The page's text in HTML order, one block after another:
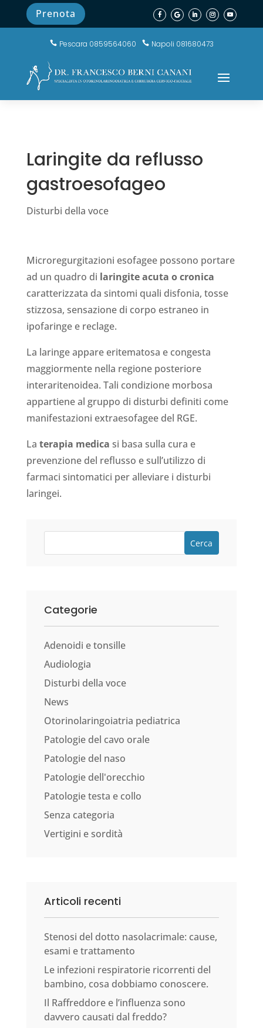
Prenota
 Pescara 0859564060  Napoli 081680473
Laringite da reflusso
gastroesofageo
Disturbi della voce
Microregurgitazioni esofagee possono portare
ad un quadro di laringite acuta o cronica
caratterizzata da sintomi quali disfonia, tosse
stizzosa, sensazione di corpo estraneo in
ipofaringe e reclage.
La laringe appare eritematosa e congesta
maggiormente nella regione posteriore
interaritenoidea. Tali condizione morbosa
appartiene al gruppo di disturbi definiti come
manifestazioni extraesofagee del RGE.
La terapia medica si basa sulla cura e
prevenzione del reflusso e sull’utilizzo di
farmaci sintomatici per alleviare i disturbi
laringei.
Cerca
Categorie
Adenoidi e tonsille
Audiologia
Disturbi della voce
News
Otorinolaringoiatria pediatrica
Patologie del cavo orale
Patologie del naso
Patologie dell'orecchio
Patologie testa e collo
Senza categoria
Vertigini e sordità
Articoli recenti
Stenosi del dotto nasolacrimale: cause,
esami e trattamento
Le infezioni respiratorie ricorrenti del
bambino, cosa dobbiamo conoscere.
Il Raffreddore e l’influenza sono
davvero causati dal freddo?